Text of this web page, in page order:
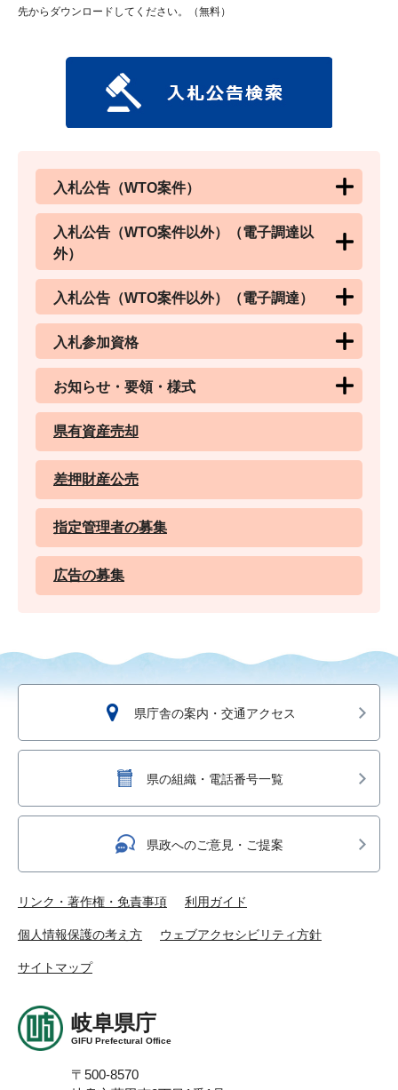
先からダウンロードしてください。（無料）
入札公告（WTO案件）
入札公告（WTO案件以外）（電子調達以
外）
入札公告（WTO案件以外）（電子調達）
入札参加資格
お知らせ・要領・様式
県有資産売却
差押財産公売
指定管理者の募集
広告の募集
県庁舎の案内・交通アクセス
県の組織・電話番号一覧
県政へのご意見・ご提案
リンク・著作権・免責事項 利用ガイド
個人情報保護の考え方 ウェブアクセシビリティ方針
サイトマップ
岐阜県庁
GIFU Prefectural Office
〒500-8570